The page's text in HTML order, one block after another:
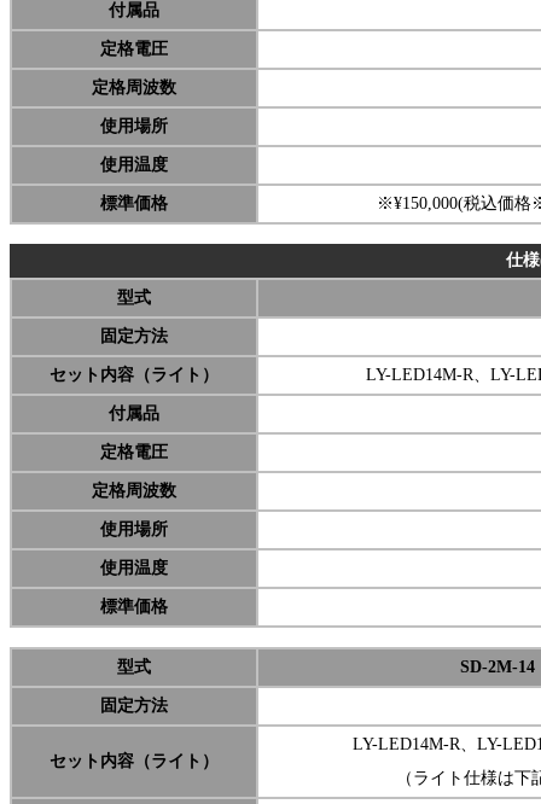
付属品
定格電圧
定格周波数
使用場所
使用温度
標準価格 ※¥150,000(税込価格
仕
型式
固定方法
セット内容（ライト） LY-LED14M-R、LY-
付属品
定格電圧
定格周波数
使用場所
使用温度
標準価格
型式 SD-2M-14
固定方法
セット内容（ライト）
LY-LED14M-R、LY-
（ライト仕様は下